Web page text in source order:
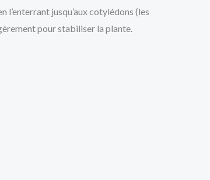
jusqu’aux cotylédons (les
pour stabiliser la plante.